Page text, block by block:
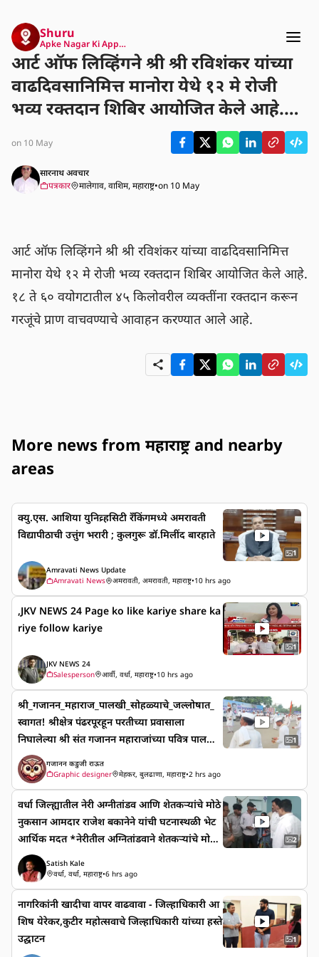
Shuru
Apke Nagar Ki App…
आर्ट ऑफ लिव्हिंगने श्री श्री रविशंकर यांच्या
वाढदिवसानिमित्त मानोरा येथे १२ मे रोजी
भव्य रक्तदान शिबिर आयोजित केले आहे.
१८ ते ६० वयोगटातील ४५ किलोवरील
व्यक्तींना रक्तदान करून गरजूंचे प्राण
वाचवण्याचे आवाहन करण्यात आले आहे.
on 10 May
सारनाथ अवचार
पत्रकार
मालेगाव, वाशिम, महाराष्ट्र•on 10 May
आर्ट ऑफ लिव्हिंगने श्री श्री रविशंकर यांच्या वाढदिवसानिमित्त
मानोरा येथे १२ मे रोजी भव्य रक्तदान शिबिर आयोजित केले आहे.
१८ ते ६० वयोगटातील ४५ किलोवरील व्यक्तींना रक्तदान करून
गरजूंचे प्राण वाचवण्याचे आवाहन करण्यात आले आहे.
More news from महाराष्ट्र and nearby
areas
क्यु.एस. आशिया युनिव्र्हसिटी रँकिंगमध्ये अमरावती
विद्यापीठाची उत्तुंग भरारी ; कुलगुरू डॉ.मिलींद बारहाते
1
Amravati News Update
Amravati News
अमरावती, अमरावती, महाराष्ट्र•10 hrs ago
,JKV NEWS 24 Page ko like kariye share ka
riye follow kariye
1
JKV NEWS 24
Salesperson
आर्वी, वर्धा, महाराष्ट्र•10 hrs ago
श्री_गजानन_महाराज_पालखी_सोहळ्याचे_जल्लोषात_
स्वागत! श्रीक्षेत्र पंढरपूरहून परतीच्या प्रवासाला
निघालेल्या श्री संत गजानन महाराजांच्या पवित्र पालखी
सोहळ्याचे आज गुरुवारी सायंकाळी ६ वाजता गेवराई श
हरात भक्तिमय वातावरणात आगमन झाले. शहरातील
विविध ठिकाणी आकर्षक रांगोळ्या, फुलांची उधळण,
तोफांची सलामी आणि फटाक्यांच्या आतषबाजीत पाल
खीचे ठिकठिकाणी उत्साहात स्वागत करण्यात आले. गेव
राई श्री_गजानन_महाराज_पालखी_सोहळ्याचे_ज
ल्लोषात_स्वागत! श्रीक्षेत्र पंढरपूरहून परतीच्या प्रवासाला
निघालेल्या श्री संत गजानन महाराजांच्या पवित्र पालखी
सोहळ्याचे आज गुरुवारी सायंकाळी ६ वाजता गेवराई श
हरात भक्तिमय वातावरणात आगमन झाले. शहरातील
विविध ठिकाणी आकर्षक रांगोळ्या, फुलांची उधळण,
तोफांची सलामी आणि फटाक्यांच्या आतषबाजीत पाल
1
गजानन कडुजी राऊत
Graphic designer
मेहकर, बुलढाणा, महाराष्ट्र•2 hrs ago
वर्धा जिल्ह्यातील नेरी अग्नीतांडव आणि शेतकऱ्यांचे मोठे
नुकसान आमदार राजेश बकानेने यांची घटनास्थळी भेट
आर्थिक मदत *नेरीतील अग्नितांडवाने शेतकऱ्यांचे मोठे
नुकसान; आमदार राजेश बकाने यांची घटनास्थळी भेट*
नुकसानग्रस्त शेतकऱ्यांना मदतीचे धनादेश सुपूर्द; आत्मह
त्याग्रस्त कुटुंबाला शासकीय मदत तातडीने देण्याचे निर्देश
वर्धा : वर्धा तालुक्यातील नेरी येथे २ ऑगस्ट रोजी
गोठ्याला लागलेल्या भीषण आगीत दोन शेतकऱ्यांचे मोठे
नुकसान झाले. या दुर्घटनेची माहिती मिळाल्यानंतर आम
2
Satish Kale
वर्धा, वर्धा, महाराष्ट्र•6 hrs ago
नागरिकांनी खादीचा वापर वाढवावा - जिल्हाधिकारी आ
शिष येरेकर,कुटीर महोत्सवाचे जिल्हाधिकारी यांच्या हस्ते
उद्घाटन
1